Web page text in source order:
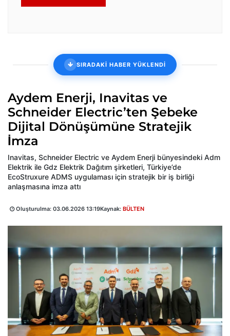
SIRADAKİ HABER YÜKLENDİ
Aydem Enerji, Inavitas ve
Schneider Electric’ten Şebeke
Dijital Dönüşümüne Stratejik
İmza
Inavitas, Schneider Electric ve Aydem Enerji bünyesindeki Adm
Elektrik ile Gdz Elektrik Dağıtım şirketleri, Türkiye’de
EcoStruxure ADMS uygulaması için stratejik bir iş birliği
anlaşmasına imza attı
Oluşturulma: 03.06.2026 13:19Kaynak: BÜLTEN